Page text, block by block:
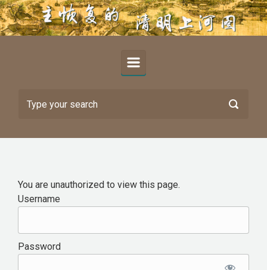
Skip to main content
You are unauthorized to view this page.
Username
Password